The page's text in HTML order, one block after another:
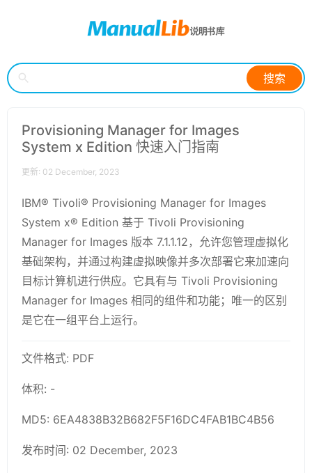
搜索
Provisioning Manager for Images
System x Edition 快速入门指南
更新: 02 December, 2023
IBM® Tivoli® Provisioning Manager for Images
System x® Edition 基于 Tivoli Provisioning
Manager for Images 版本 7.1.1.12，允许您管理虚拟化
基础架构，并通过构建虚拟映像并多次部署它来加速向
目标计算机进行供应。它具有与 Tivoli Provisioning
Manager for Images 相同的组件和功能；唯一的区别
是它在一组平台上运行。
文件格式: PDF
体积: -
MD5: 6EA4838B32B682F5F16DC4FAB1BC4B56
发布时间: 02 December, 2023